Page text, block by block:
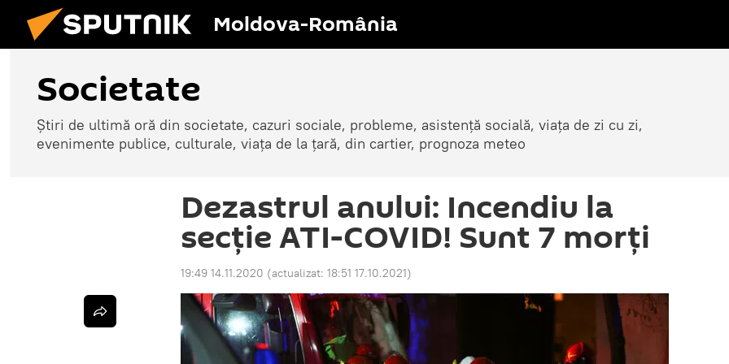
Moldova-România
Societate
Știri de ultimă oră din societate, cazuri sociale, probleme, asistență socială, viața de zi cu zi,
evenimente publice, culturale, viața de la țară, din cartier, prognoza meteo
Dezastrul anului: Incendiu la
secție ATI-COVID! Sunt 7 morți
19:49 14.11.2020 (actualizat: 18:51 17.10.2021)